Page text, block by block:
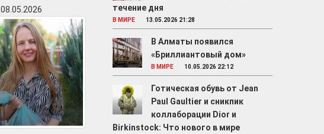
08.05.2026
течение дня
В МИРЕ 13.05.2026 21:28
В Алматы появился
«Бриллиантовый дом»
В МИРЕ 10.05.2026 22:12
Готическая обувь от Jean
Paul Gaultier и сникпик
коллаборации Dior и
Birkinstock: Что нового в мире